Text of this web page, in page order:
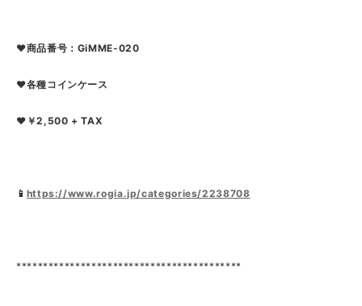
❤商品番号：GiMME-020
❤各種コインケース
❤￥2,500 + TAX
📱 https://www.rogia.jp/categories/2238708
******************************************